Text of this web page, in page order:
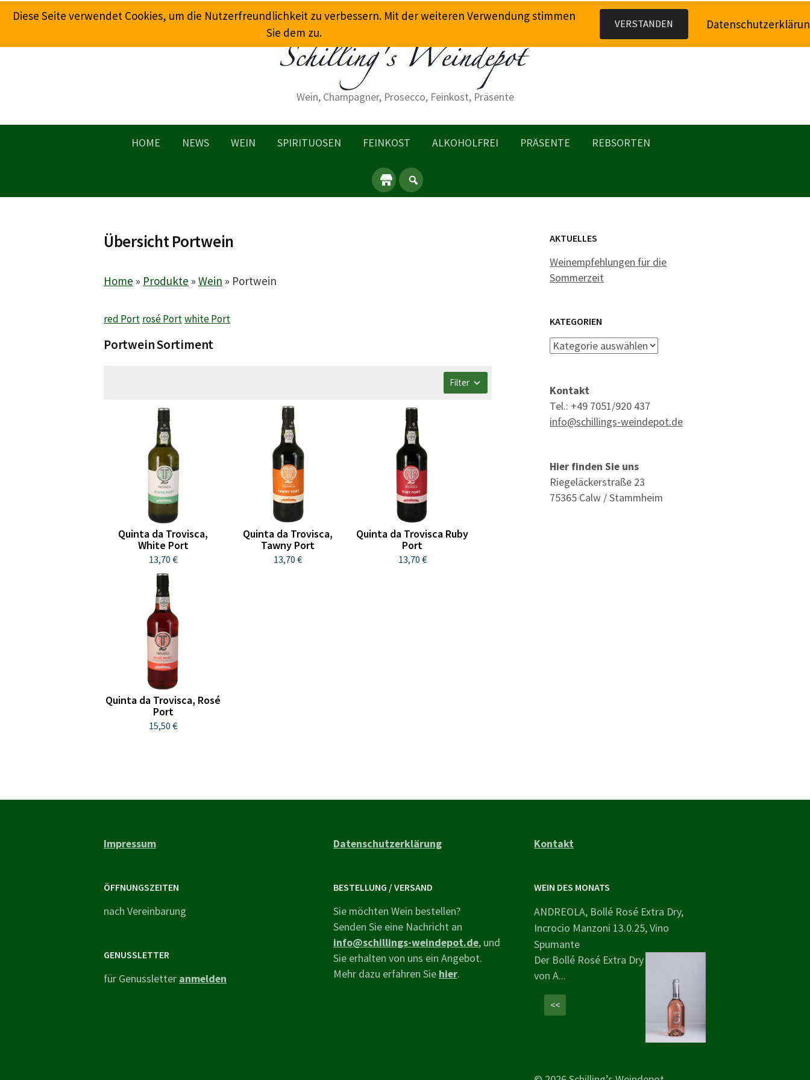
Springe
zum
Wein, Champagner, Prosecco, Feinkost, Präsente
HOME NEWS WEIN SPIRITUOSEN FEINKOST ALKOHOLFREI PRÄSENTE REBSORTEN
Übersicht Portwein
Home » Produkte » Wein » Portwein
red Port rosé Portwhite Port
Portwein Sortiment
Filter
Quinta da Trovisca,
White Port
13,70 €
Quinta da Trovisca,
Tawny Port
13,70 €
Quinta da Trovisca Ruby
Port
13,70 €
Quinta da Trovisca, Rosé
Port
15,50 €
AKTUELLES
Weinempfehlungen für die
Sommerzeit
KATEGORIEN
Kategorien
Kontakt
Tel.: +49 7051/920 437
info@schillings-weindepot.de
Hier finden Sie uns
Riegeläckerstraße 23
75365 Calw / Stammheim
Impressum
ÖFFNUNGSZEITEN
nach Vereinbarung
GENUSSLETTER
für Genussletter anmelden
Datenschutzerklärung
BESTELLUNG / VERSAND
Sie möchten Wein bestellen?
Senden Sie eine Nachricht an
info@schillings-weindepot.de, und
Sie erhalten von uns ein Angebot.
Mehr dazu erfahren Sie hier.
Kontakt
WEIN DES MONATS
ANDREOLA, Bollé Rosé Extra Dry,
Incrocio Manzoni 13.0.25, Vino
Spumante
Der Bollé Rosé Extra Dry
von A...
<<
Diese Seite verwendet Cookies, um die Nutzerfreundlichkeit zu verbessern. Mit der weiteren Verwendung stimmen
Sie dem zu.
VERSTANDEN